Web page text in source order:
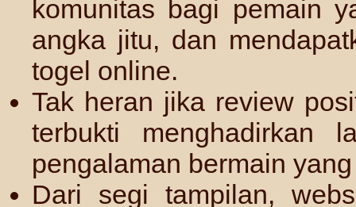
komunitas bagi pemain
angka jitu, dan
togel online.
Tak heran jika review
terbukti menghadirkan
pengalaman bermain
Dari segi tampilan,